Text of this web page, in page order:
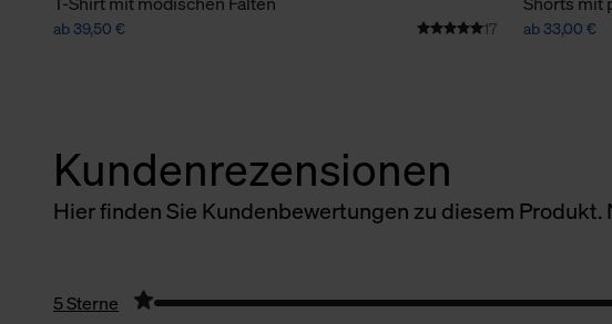
ab 39,50 € 17 ab 33,00 €
Kundenrezensionen
Hier finden Sie Kundenbewertungen zu diesem
5 Sterne